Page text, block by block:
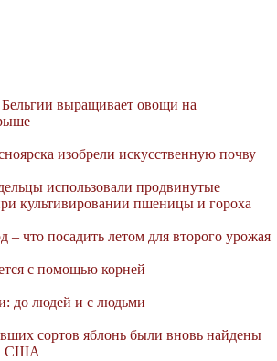
выращивает овощи на
изобрели искусственную почву
использовали продвинутые
культивировании пшеницы и гороха
– что посадить летом для второго урожая
с помощью корней
до людей и с людьми
сортов яблонь были вновь найдены
США